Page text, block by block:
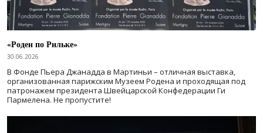
«Роден по Рильке»
30.06.2026
В Фонде Пьера Джанадда в Мартиньи – отличная выставка,
организованная парижским Музеем Родена и проходящая под
патронажем президента Швейцарской Конфедерации Ги
Пармелена. Не пропустите!